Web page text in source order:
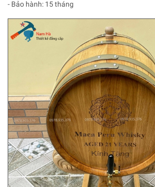
- Bảo hành: 15 tháng